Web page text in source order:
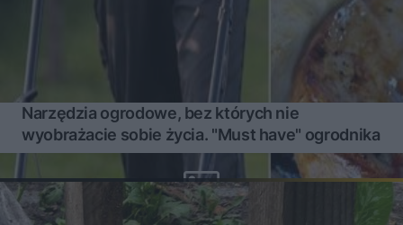
Narzędzia ogrodowe, bez których nie
wyobrażacie sobie życia. "Must have" ogrodnika